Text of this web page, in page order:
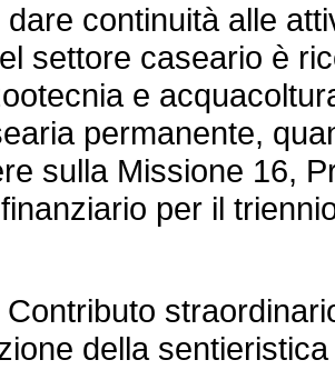
dare continuità alle
settore caseario è
e
permanente,
sulla Missione 16,
per il
Contributo
della